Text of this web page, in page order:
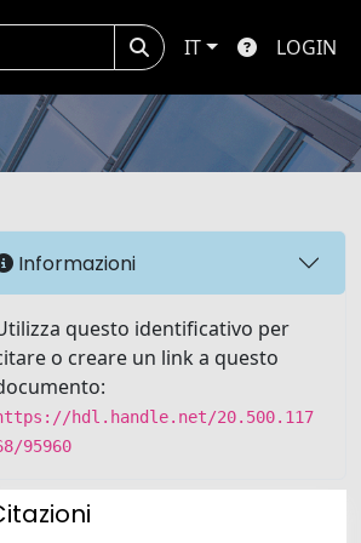
IT LOGIN
Informazioni
questo identificativo per
o creare un link a questo
hdl.handle.net/20.500.117
95960